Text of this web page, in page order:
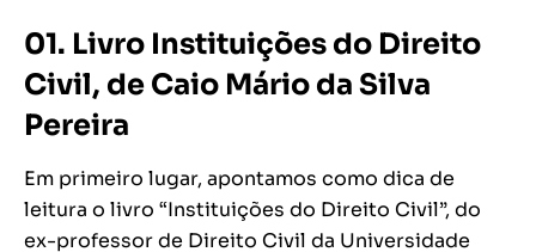
01. Livro Instituições do Direito
Civil, de Caio Mário da Silva
Pereira
Em primeiro lugar, apontamos como dica de
leitura o livro “Instituições do Direito Civil”, do
ex-professor de Direito Civil da Universidade